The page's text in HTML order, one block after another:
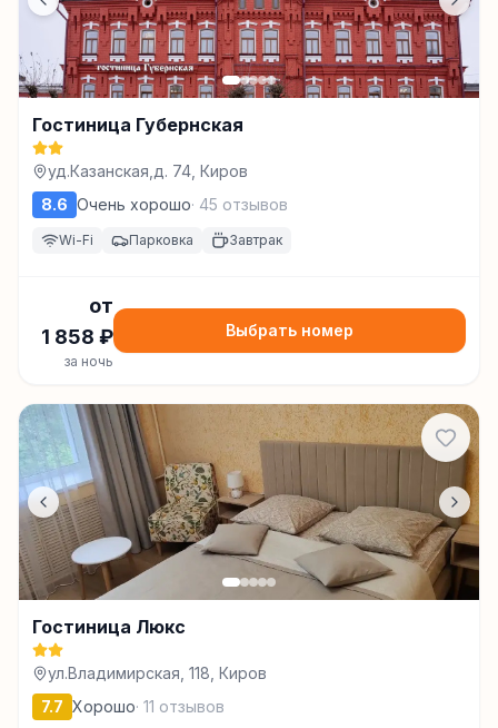
Гостиница Губернская
уд.Казанская,д. 74, Киров
8.6 Очень хорошо· 45 отзывов
Wi-Fi Парковка Завтрак
от
1 858 ₽
за ночь
Выбрать номер
Гостиница Люкс
ул.Владимирская, 118, Киров
7.7 Хорошо· 11 отзывов